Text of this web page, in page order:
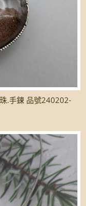
.手鍊 品號240202-